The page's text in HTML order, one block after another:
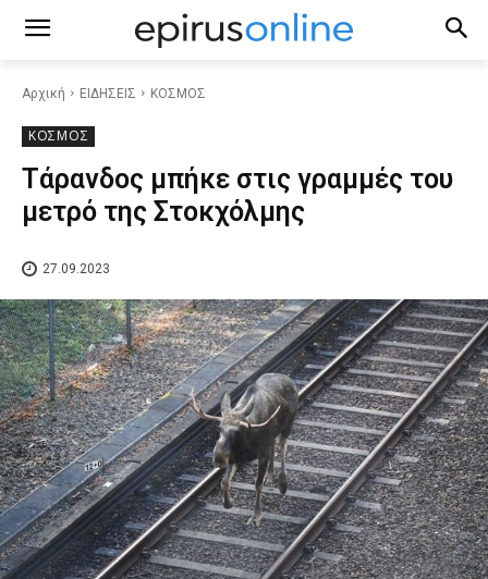
Αρχική ΕΙΔΗΣΕΙΣ ΚΟΣΜΟΣ
ΚΟΣΜΟΣ
Τάρανδος μπήκε στις γραμμές του
μετρό της Στοκχόλμης
27.09.2023